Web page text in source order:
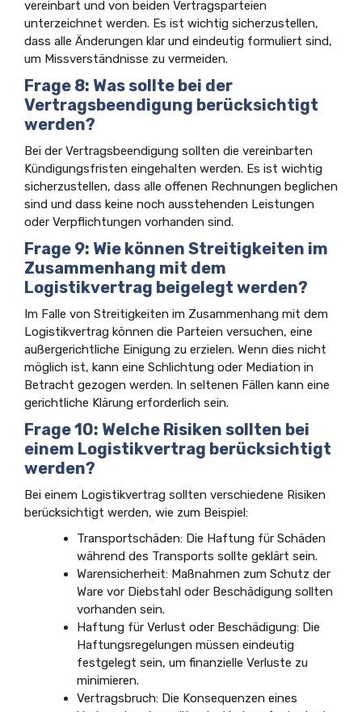
vereinbart und von beiden Vertragsparteien
unterzeichnet werden. Es ist wichtig sicherzustellen,
dass alle Änderungen klar und eindeutig formuliert sind,
um Missverständnisse zu vermeiden.
Frage 8: Was sollte bei der
Vertragsbeendigung berücksichtigt
werden?
Bei der Vertragsbeendigung sollten die vereinbarten
Kündigungsfristen eingehalten werden. Es ist wichtig
sicherzustellen, dass alle offenen Rechnungen beglichen
sind und dass keine noch ausstehenden Leistungen
oder Verpflichtungen vorhanden sind.
Frage 9: Wie können Streitigkeiten im
Zusammenhang mit dem
Logistikvertrag beigelegt werden?
Im Falle von Streitigkeiten im Zusammenhang mit dem
Logistikvertrag können die Parteien versuchen, eine
außergerichtliche Einigung zu erzielen. Wenn dies nicht
möglich ist, kann eine Schlichtung oder Mediation in
Betracht gezogen werden. In seltenen Fällen kann eine
gerichtliche Klärung erforderlich sein.
Frage 10: Welche Risiken sollten bei
einem Logistikvertrag berücksichtigt
werden?
Bei einem Logistikvertrag sollten verschiedene Risiken
berücksichtigt werden, wie zum Beispiel:
Transportschäden: Die Haftung für Schäden
während des Transports sollte geklärt sein.
Warensicherheit: Maßnahmen zum Schutz der
Ware vor Diebstahl oder Beschädigung sollten
vorhanden sein.
Haftung für Verlust oder Beschädigung: Die
Haftungsregelungen müssen eindeutig
festgelegt sein, um finanzielle Verluste zu
minimieren.
Vertragsbruch: Die Konsequenzen eines